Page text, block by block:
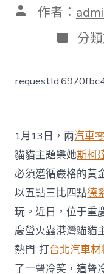
文 作者：
分
類
分
1月13日，兩汽車
貓貓主題樂她斯柯
必須遵循嚴格的黃
以五點三比四點德
玩。近日，位于重
慶螢火蟲港灣貓貓
熱門“打台北汽車材
了一聲冷笑，這聲